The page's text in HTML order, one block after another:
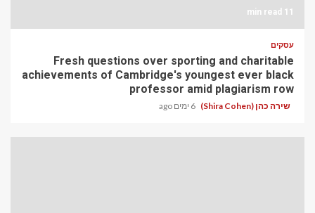
11 min read
עסקים
Fresh questions over sporting and charitable
achievements of Cambridge's youngest ever black
professor amid plagiarism row
שירה כהן (Shira Cohen) 6 ימים ago